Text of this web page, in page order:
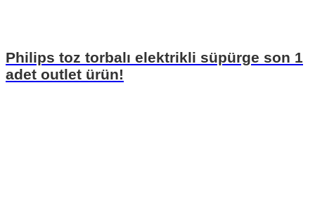
Philips toz torbalı elektrikli süpürge son 1
adet outlet ürün!